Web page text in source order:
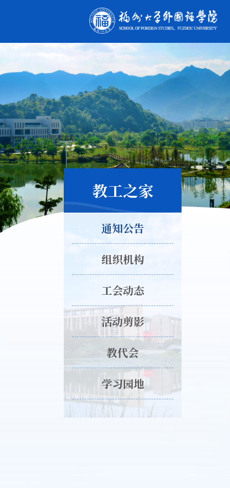
教工之家
通知公告
组织机构
工会动态
活动剪影
教代会
学习园地